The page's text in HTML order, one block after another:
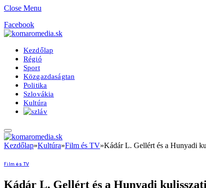
Close Menu
Facebook
Kezdőlap
Régió
Sport
Közgazdaságtan
Politika
Szlovákia
Kultúra
Kezdőlap»Kultúra»Film és TV»Kádár L. Gellért és a Hunyadi
Film és TV
Kádár L. Gellért és a Hunyadi